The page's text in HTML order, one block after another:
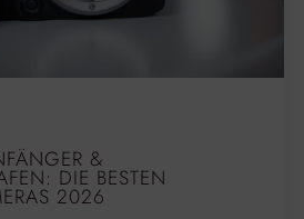
&
DIE BESTEN
2026